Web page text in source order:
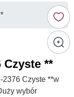
Czyste **
Czyste **w
wybór